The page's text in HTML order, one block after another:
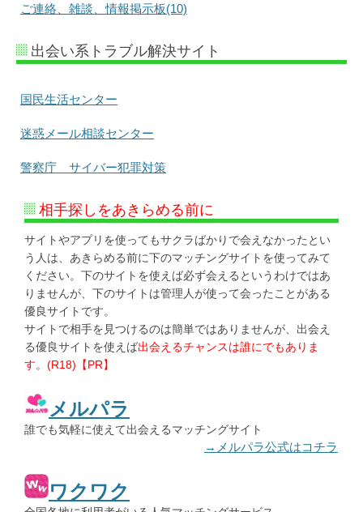
ご連絡、雑談、情報掲示板(10)
出会い系トラブル解決サイト
国民生活センター
迷惑メール相談センター
警察庁 サイバー犯罪対策
相手探しをあきらめる前に
サイトやアプリを使ってもサクラばかりで会えなかったとい
う人は、あきらめる前に下のマッチングサイトを使ってみて
ください。下のサイトを使えば必ず会えるというわけではあ
りませんが、下のサイトは管理人が使って会ったことがある
優良サイトです。
サイトで相手を見つけるのは簡単ではありませんが、出会え
る優良サイトを使えば出会えるチャンスは誰にでもありま
す。 (R18)【PR】
メルパラ
誰でも気軽に使えて出会えるマッチングサイト
→メルパラ公式はコチラ
ワクワク